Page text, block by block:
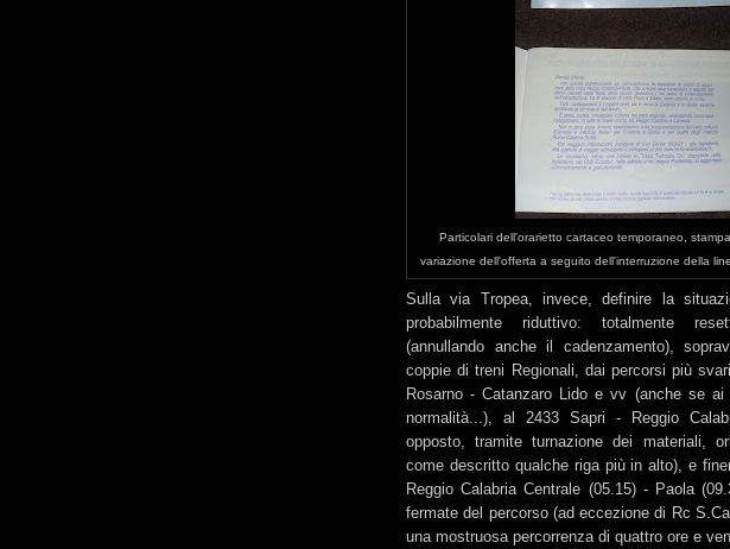
Particolari dell'orarietto cartaceo temporaneo,
variazione dell'offerta a seguito dell'interruzione della
Sulla via Tropea, invece, definire la
probabilmente riduttivo: totalmente
(annullando anche il cadenzamento),
coppie di treni Regionali, dai percorsi più
Rosarno - Catanzaro Lido e vv (anche se ai
normalità...), al 2433 Sapri - Reggio
opposto, tramite turnazione dei materiali,
come descritto qualche riga più in alto), e
Reggio Calabria Centrale (05.15) - Paola
fermate del percorso (ad eccezione di Rc
una mostruosa percorrenza di quattro ore e